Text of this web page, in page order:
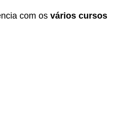
com os vários cursos